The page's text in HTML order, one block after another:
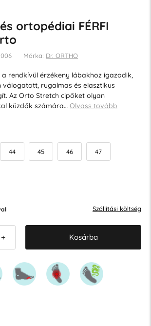
ortopédiai FÉRFI
Márka: Dr. ORTHO
rendkívül érzékeny lábakhoz igazodik,
válogatott, rugalmas és elasztikus
Az Orto Stretch cipőket olyan
küzdők számára… Olvass tovább
44 45 46 47
Szállítási költség
+ Kosárba